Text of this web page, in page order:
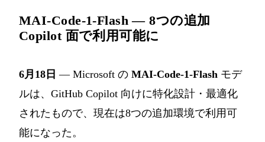
MAI-Code-1-Flash — 8つの追加
Copilot 面で利用可能に
6月18日 — Microsoft の MAI-Code-1-Flash モデ
ルは、GitHub Copilot 向けに特化設計・最適化
されたもので、現在は8つの追加環境で利用可
能になった。